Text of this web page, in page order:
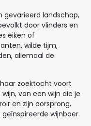
gevarieerd landschap,
door vlinders en
eiken of
wilde tijm,
allemaal de
zoektocht voort
van een wijn die je
en zijn oorsprong,
wijnboer.